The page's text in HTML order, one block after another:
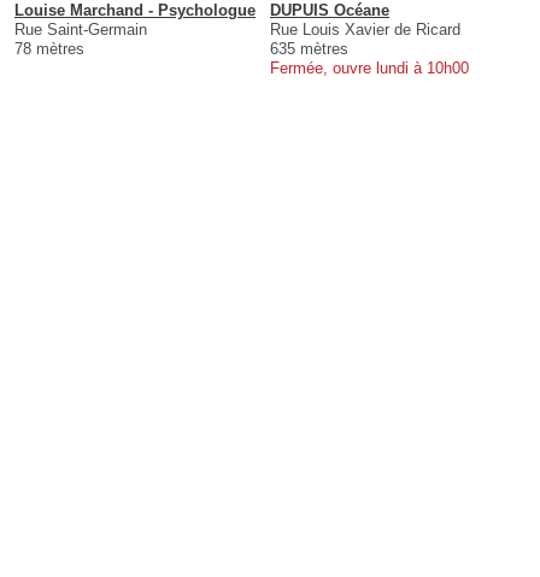
Louise Marchand - Psychologue
Rue Saint-Germain
78 mètres
DUPUIS Océane
Rue Louis Xavier de Ricard
635 mètres
Fermée, ouvre lundi à 10h00